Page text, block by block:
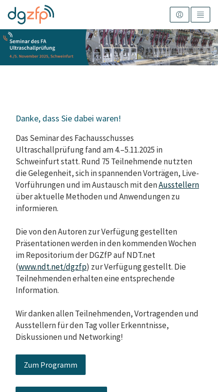
Danke, dass Sie dabei waren!
Das Seminar des Fachausschusses
Ultraschallprüfung fand am 4.–5.11.2025 in
Schweinfurt statt. Rund 75 Teilnehmende nutzten
die Gelegenheit, sich in spannenden Vorträgen, Live-
Vorführungen und im Austausch mit denAusstellern
über aktuelle Methoden und Anwendungen zu
informieren.
Die von den Autoren zur Verfügung gestellten
Präsentationen werden in den kommenden Wochen
im Repositorium der DGZfP auf NDT.net
(www.ndt.net/dgzfp) zur Verfügung gestellt. Die
Teilnehmenden erhalten eine entsprechende
Information.
Wir danken allen Teilnehmenden, Vortragenden und
Ausstellern für den Tag voller Erkenntnisse,
Diskussionen und Networking!
Zum Programm